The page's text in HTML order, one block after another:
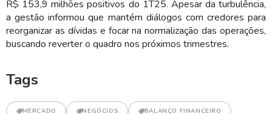
R$ 153,9 milhões positivos do 1T25. Apesar da turbulência,
a gestão informou que mantém diálogos com credores para
reorganizar as dívidas e focar na normalização das operações,
buscando reverter o quadro nos próximos trimestres.
Tags
MERCADO NEGÓCIOS BALANÇO FINANCEIRO